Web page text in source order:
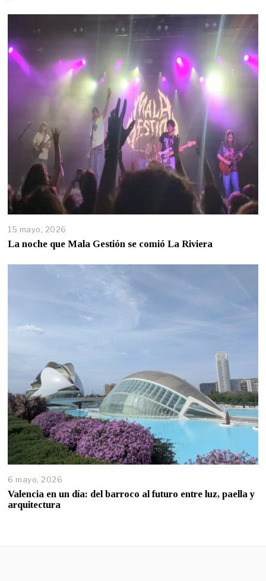
15 mayo, 2026
La noche que Mala Gestión se comió La Riviera
6 mayo, 2026
Valencia en un día: del barroco al futuro entre luz, paella y
arquitectura